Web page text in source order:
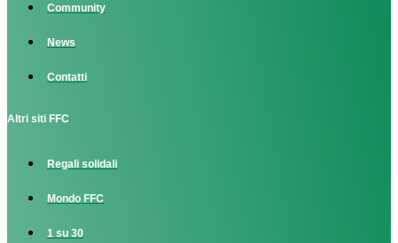
Community
News
Contatti
Altri siti FFC
Regali solidali
Mondo FFC
1 su 30